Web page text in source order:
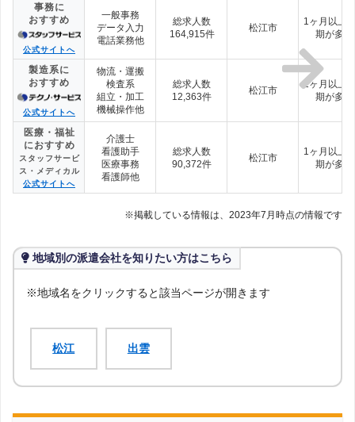
事務に
おすすめ
公式サイトへ
一般事務
データ入力
電話業務他
総求人数
164,915件
松江市
1ヶ月以上
期が多い
製造系に
おすすめ
公式サイトへ
物流・運搬
検査系
組立・加工
機械操作他
総求人数
12,363件
松江市
1ヶ月以上
期が多い
医療・福祉
におすすめ
スタッフサービ
ス・メディカル
公式サイトへ
介護士
看護助手
医療事務
看護師他
総求人数
90,372件
松江市
1ヶ月以上
期が多い
※掲載している情報は、2023年7月時点の情報です
地域別の派遣会社を知りたい方はこちら
※地域名をクリックすると該当ページが開きます
松江 出雲